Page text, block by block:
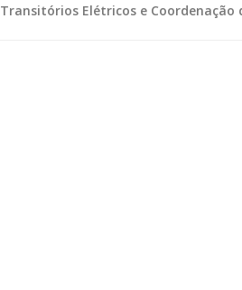
Transitórios Elétricos e Coordenação